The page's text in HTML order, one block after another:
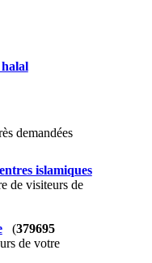
demandées
islamiques
de visiteurs de
(379695
de votre